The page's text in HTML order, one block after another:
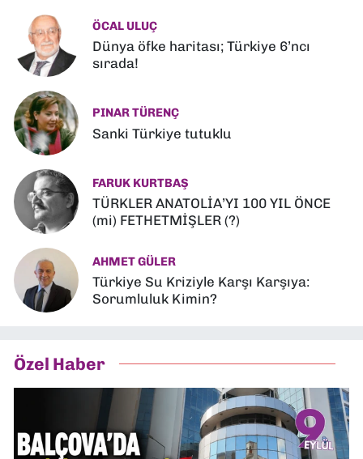
ÖCAL ULUÇ
Dünya öfke haritası; Türkiye 6’ncı
sırada!
PINAR TÜRENÇ
Sanki Türkiye tutuklu
FARUK KURTBAŞ
TÜRKLER ANATOLİA’YI 100 YIL ÖNCE
(mi) FETHETMİŞLER (?)
AHMET GÜLER
Türkiye Su Kriziyle Karşı Karşıya:
Sorumluluk Kimin?
Özel Haber